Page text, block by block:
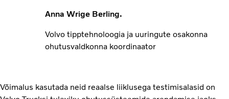
Anna Wrige Berling.
Volvo tipptehnoloogia ja uuringute osakonna
ohutusvaldkonna koordinaator
Võimalus kasutada neid reaalse liiklusega testimisalasid on